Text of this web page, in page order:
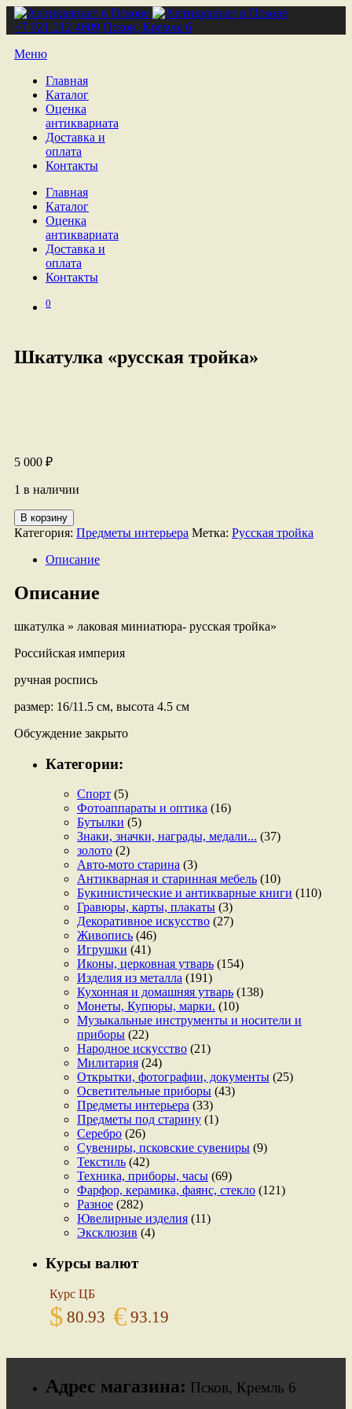
+7 921 212 4809 Псков, Кремль 6
Меню
Главная
Каталог
Оценка
антиквариата
Доставка и
оплата
Контакты
Главная
Каталог
Оценка
антиквариата
Доставка и
оплата
Контакты
0
Шкатулка «русская тройка»
5 000 ₽
1 в наличии
Количество
товара
Шкатулка
"русская
В корзину
Категория: Предметы интерьера Метка: Русская тройка
Описание
Описание
шкатулка » лаковая миниатюра- русская тройка»
Российская империя
ручная роспись
размер: 16/11.5 см, высота 4.5 см
Обсуждение закрыто
Категории:
Спорт (5)
Фотоаппараты и оптика (16)
Бутылки (5)
Знаки, значки, награды, медали... (37)
золото (2)
Авто-мото старина (3)
Антикварная и старинная мебель (10)
Букинистические и антикварные книги (110)
Гравюры, карты, плакаты (3)
Декоративное искусство (27)
Живопись (46)
Игрушки (41)
Иконы, церковная утварь (154)
Изделия из металла (191)
Кухонная и домашняя утварь (138)
Монеты, Купюры, марки. (10)
Музыкальные инструменты и носители и
приборы (22)
Народное искусство (21)
Милитария (24)
Открытки, фотографии, документы (25)
Осветительные приборы (43)
Предметы интерьера (33)
Предметы под старину (1)
Серебро (26)
Сувениры, псковские сувениры (9)
Текстиль (42)
Техника, приборы, часы (69)
Фарфор, керамика, фаянс, стекло (121)
Разное (282)
Ювелирные изделия (11)
Эксклюзив (4)
Курсы валют
Курс ЦБ
$ 80.93 € 93.19
Адрес магазина: Псков, Кремль 6